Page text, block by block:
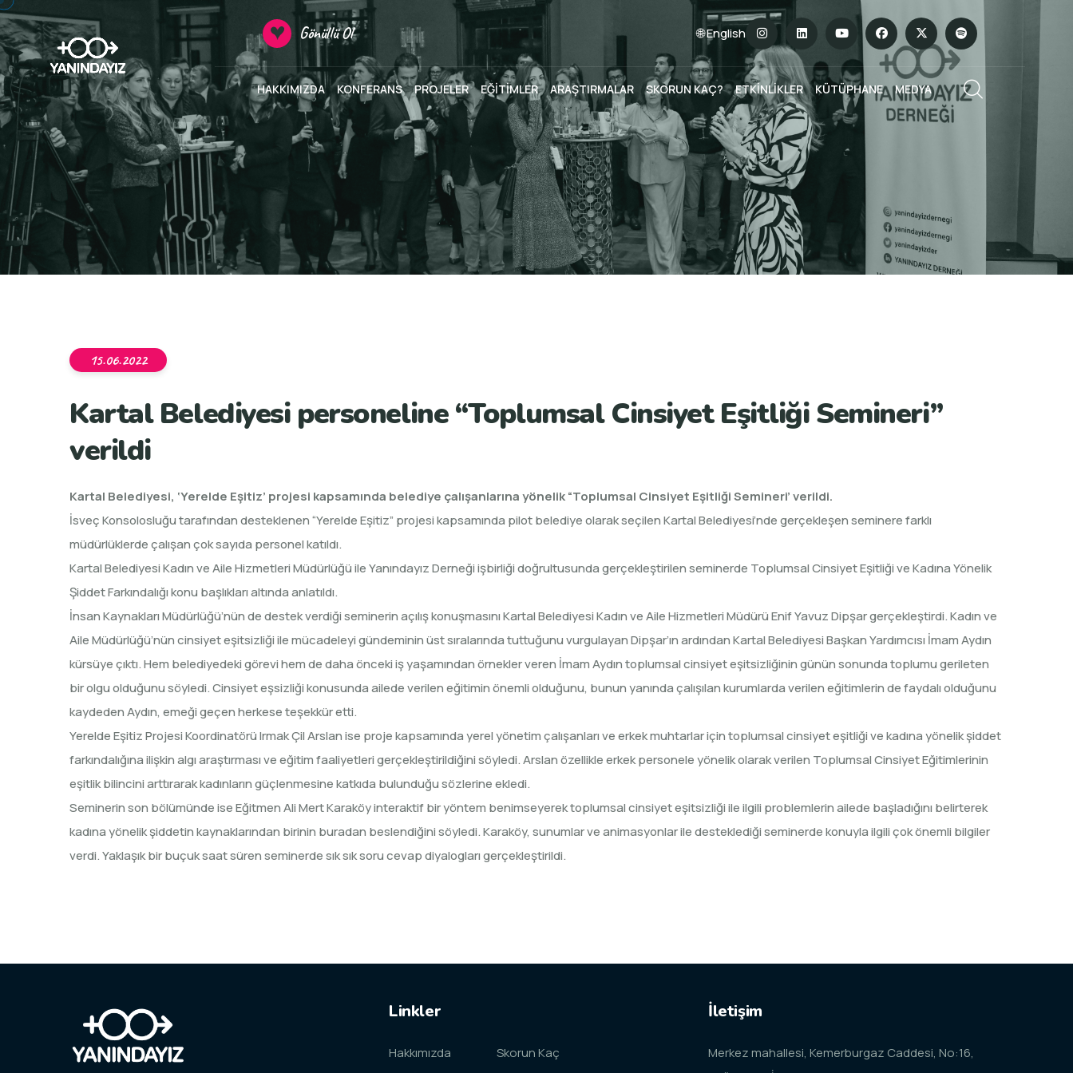
Gönüllü Ol 🌐 English
HAKKIMIZDA KONFERANS PROJELER EĞİTİMLER ARAŞTIRMALAR SKORUN KAÇ? ETKİNLİKLER KÜTÜPHANE MEDYA
15.06.2022
Kartal Belediyesi personeline “Toplumsal Cinsiyet Eşitliği Semineri”
verildi
Kartal Belediyesi, ‘Yerelde Eşitiz’ projesi kapsamında belediye çalışanlarına yönelik “Toplumsal Cinsiyet Eşitliği Semineri’ verildi.
İsveç Konsolosluğu tarafından desteklenen “Yerelde Eşitiz” projesi kapsamında pilot belediye olarak seçilen Kartal Belediyesi’nde gerçekleşen seminere farklı
müdürlüklerde çalışan çok sayıda personel katıldı.
Kartal Belediyesi Kadın ve Aile Hizmetleri Müdürlüğü ile Yanındayız Derneği işbirliği doğrultusunda gerçekleştirilen seminerde Toplumsal Cinsiyet Eşitliği ve Kadına Yönelik
Şiddet Farkındalığı konu başlıkları altında anlatıldı.
İnsan Kaynakları Müdürlüğü’nün de destek verdiği seminerin açılış konuşmasını Kartal Belediyesi Kadın ve Aile Hizmetleri Müdürü Enif Yavuz Dipşar gerçekleştirdi. Kadın ve
Aile Müdürlüğü’nün cinsiyet eşitsizliği ile mücadeleyi gündeminin üst sıralarında tuttuğunu vurgulayan Dipşar’ın ardından Kartal Belediyesi Başkan Yardımcısı İmam Aydın
kürsüye çıktı. Hem belediyedeki görevi hem de daha önceki iş yaşamından örnekler veren İmam Aydın toplumsal cinsiyet eşitsizliğinin günün sonunda toplumu gerileten
bir olgu olduğunu söyledi. Cinsiyet eşsizliği konusunda ailede verilen eğitimin önemli olduğunu, bunun yanında çalışılan kurumlarda verilen eğitimlerin de faydalı olduğunu
kaydeden Aydın, emeği geçen herkese teşekkür etti.
Yerelde Eşitiz Projesi Koordinatörü Irmak Çil Arslan ise proje kapsamında yerel yönetim çalışanları ve erkek muhtarlar için toplumsal cinsiyet eşitliği ve kadına yönelik şiddet
farkındalığına ilişkin algı araştırması ve eğitim faaliyetleri gerçekleştirildiğini söyledi. Arslan özellikle erkek personele yönelik olarak verilen Toplumsal Cinsiyet Eğitimlerinin
eşitlik bilincini arttırarak kadınların güçlenmesine katkıda bulunduğu sözlerine ekledi.
Seminerin son bölümünde ise Eğitmen Ali Mert Karaköy interaktif bir yöntem benimseyerek toplumsal cinsiyet eşitsizliği ile ilgili problemlerin ailede başladığını belirterek
kadına yönelik şiddetin kaynaklarından birinin buradan beslendiğini söyledi. Karaköy, sunumlar ve animasyonlar ile desteklediği seminerde konuyla ilgili çok önemli bilgiler
verdi. Yaklaşık bir buçuk saat süren seminerde sık sık soru cevap diyalogları gerçekleştirildi.
Linkler
Hakkımızda Skorun Kaç
İletişim
Merkez mahallesi, Kemerburgaz Caddesi, No:16,